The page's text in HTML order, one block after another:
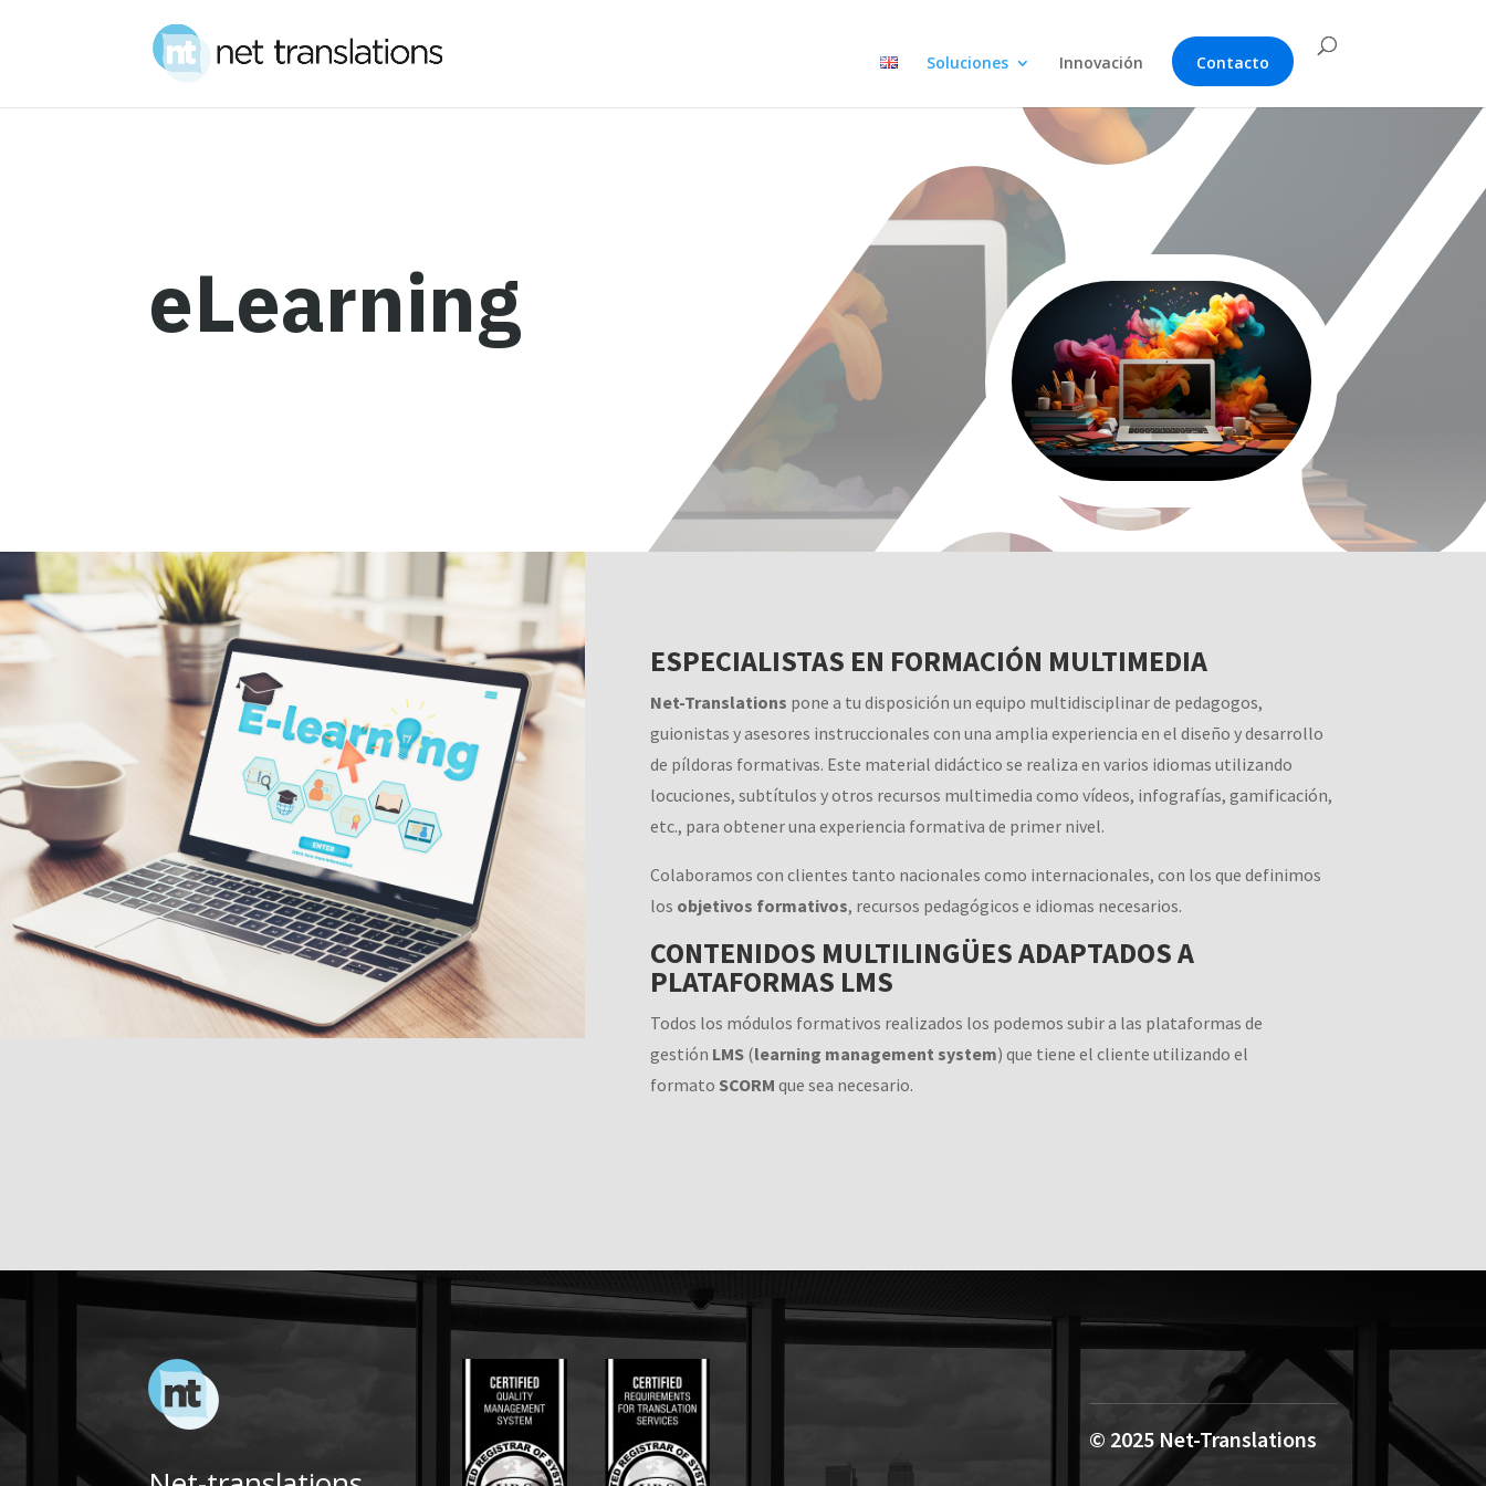
Soluciones Innovación Contacto
eLearning
ESPECIALISTAS EN FORMACIÓN MULTIMEDIA
Net-Translations pone a tu disposición un equipo multidisciplinar de pedagogos,
guionistas y asesores instruccionales con una amplia experiencia en el diseño y desarrollo
de píldoras formativas. Este material didáctico se realiza en varios idiomas utilizando
locuciones, subtítulos y otros recursos multimedia como vídeos, infografías, gamificación,
etc., para obtener una experiencia formativa de primer nivel.
Colaboramos con clientes tanto nacionales como internacionales, con los que definimos
los objetivos formativos, recursos pedagógicos e idiomas necesarios.
CONTENIDOS MULTILINGÜES ADAPTADOS A
PLATAFORMAS LMS
Todos los módulos formativos realizados los podemos subir a las plataformas de
gestión LMS (learning management system) que tiene el cliente utilizando el
formato SCORM que sea necesario.
© 2025Net-Translations